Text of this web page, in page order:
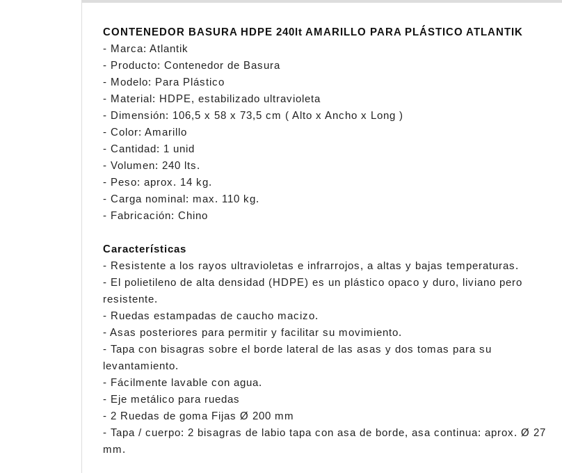
CONTENEDOR BASURA HDPE 240lt AMARILLO PARA PLÁSTICO ATLANTIK
- Marca: Atlantik
- Producto: Contenedor de Basura
- Modelo: Para Plástico
- Material: HDPE, estabilizado ultravioleta
- Dimensión: 106,5 x 58 x 73,5 cm ( Alto x Ancho x Long )
- Color: Amarillo
- Cantidad: 1 unid
- Volumen: 240 lts.
- Peso: aprox. 14 kg.
- Carga nominal: max. 110 kg.
- Fabricación: Chino
Características
- Resistente a los rayos ultravioletas e infrarrojos, a altas y bajas temperaturas.
- El polietileno de alta densidad (HDPE) es un plástico opaco y duro, liviano pero
resistente.
- Ruedas estampadas de caucho macizo.
- Asas posteriores para permitir y facilitar su movimiento.
- Tapa con bisagras sobre el borde lateral de las asas y dos tomas para su
levantamiento.
- Fácilmente lavable con agua.
- Eje metálico para ruedas
- 2 Ruedas de goma Fijas Ø 200 mm
- Tapa / cuerpo: 2 bisagras de labio tapa con asa de borde, asa continua: aprox. Ø 27
mm.